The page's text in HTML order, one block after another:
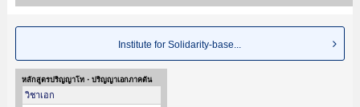
Institute for Solidarity-base...
หลักสูตรปริญญาโท・ปริญญาเอกภาคต้น
วิชาเอก